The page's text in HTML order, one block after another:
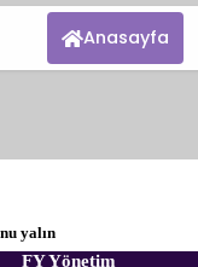
Anasayfa
yalın
FY Yönetim